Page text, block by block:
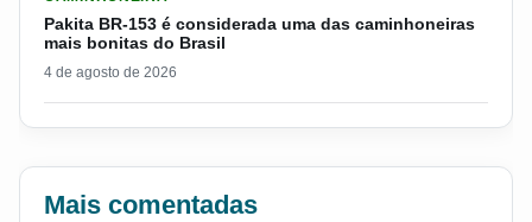
Pakita BR-153 é considerada uma das caminhoneiras
mais bonitas do Brasil
4 de agosto de 2026
Mais comentadas